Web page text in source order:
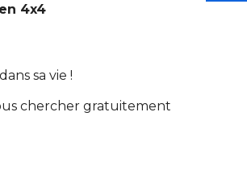
4x4
sa vie !
chercher gratuitement